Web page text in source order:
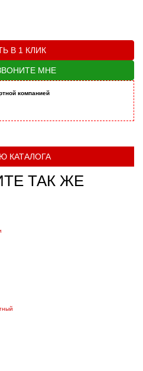
В 1 КЛИК
МНЕ
компанией
КАТАЛОГА
ТАК ЖЕ